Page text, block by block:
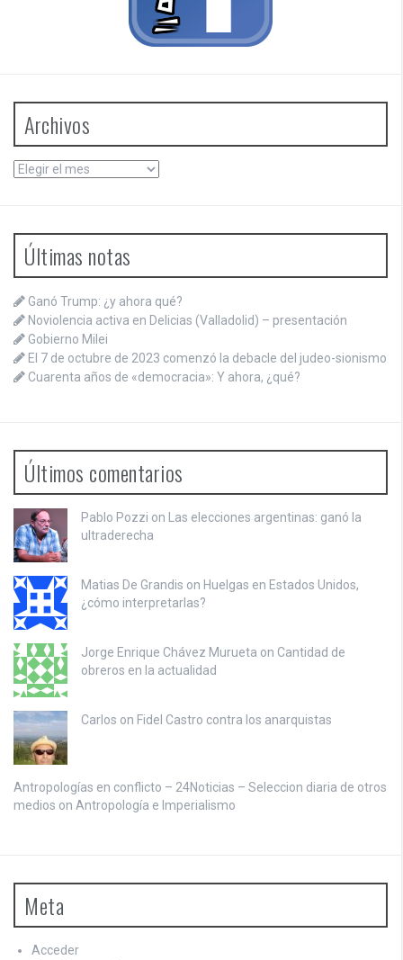
Archivos
Archivos
Últimas notas
Ganó Trump: ¿y ahora qué?
Noviolencia activa en Delicias (Valladolid) – presentación
Gobierno Milei
El 7 de octubre de 2023 comenzó la debacle del judeo-sionismo
Cuarenta años de «democracia»: Y ahora, ¿qué?
Últimos comentarios
Pablo Pozzi on Las elecciones argentinas: ganó la
ultraderecha
Matias De Grandis on Huelgas en Estados Unidos,
¿cómo interpretarlas?
Jorge Enrique Chávez Murueta on Cantidad de
obreros en la actualidad
Carlos on Fidel Castro contra los anarquistas
Antropologías en conflicto – 24Noticias – Seleccion diaria de otros
medios on Antropología e Imperialismo
Meta
Acceder